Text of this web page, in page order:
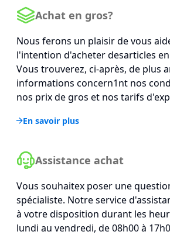
Achat en gros?
Nous ferons un plaisir de vous
l'intention d'acheter desarticles
Vous trouverez, ci-après, de plus
informations concern1nt nos
nos prix de gros et nos tarifs
En savoir plus
Assistance achat
Vous souhaitex poser une
spécialiste. Notre service
à votre disposition durant les
lundi au vendredi, de 08h00 à